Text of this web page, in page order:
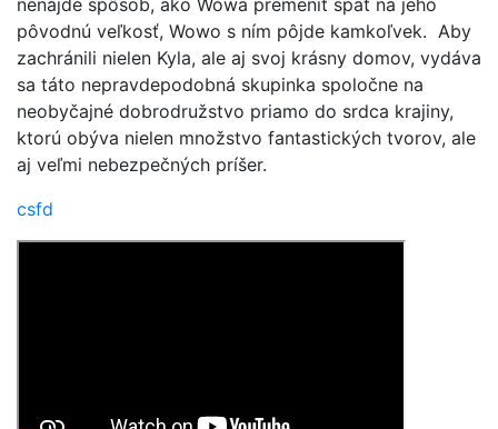
nenájde spôsob, ako Wowa premeniť späť na jeho
pôvodnú veľkosť, Wowo s ním pôjde kamkoľvek. Aby
zachránili nielen Kyla, ale aj svoj krásny domov, vydáva
sa táto nepravdepodobná skupinka spoločne na
neobyčajné dobrodružstvo priamo do srdca krajiny,
ktorú obýva nielen množstvo fantastických tvorov, ale
aj veľmi nebezpečných príšer.
csfd